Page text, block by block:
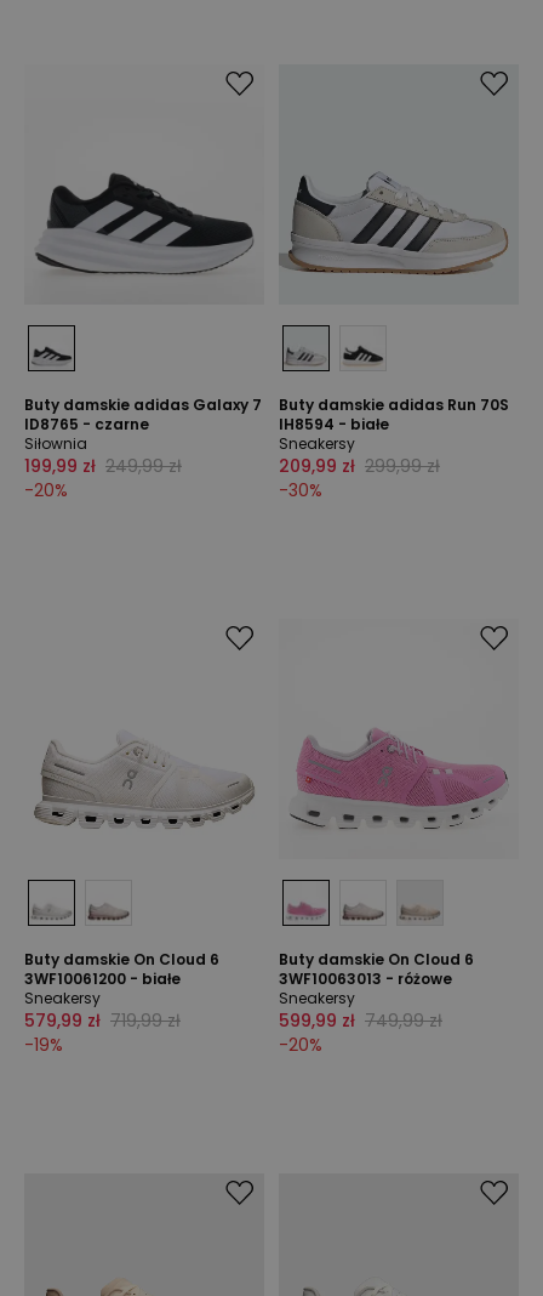
Buty damskie adidas Galaxy 7
ID8765 - czarne
Siłownia
199,99 zł 249,99 zł
-20%
Buty damskie adidas Run 70S
IH8594 - białe
Sneakersy
209,99 zł 299,99 zł
-30%
Buty damskie On Cloud 6
3WF10061200 - białe
Sneakersy
579,99 zł 719,99 zł
-19%
Buty damskie On Cloud 6
3WF10063013 - różowe
Sneakersy
599,99 zł 749,99 zł
-20%